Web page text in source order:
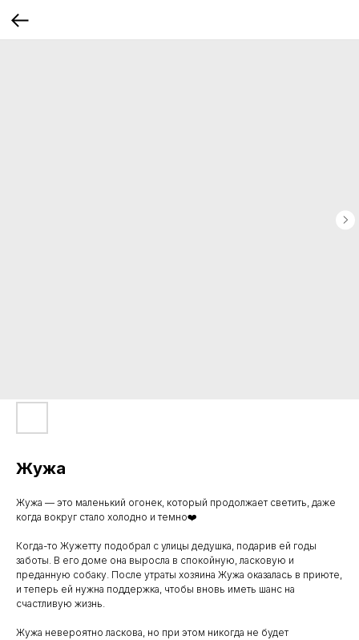
Жужа
Жужа — это маленький огонек, который продолжает светить, даже
когда вокруг стало холодно и темно❤️
Когда-то Жужетту подобрал с улицы дедушка, подарив ей годы
заботы. В его доме она выросла в спокойную, ласковую и
преданную собаку. После утраты хозяина Жужа оказалась в приюте,
и теперь ей нужна поддержка, чтобы вновь иметь шанс на
счастливую жизнь.
Жужа невероятно ласкова, но при этом никогда не будет